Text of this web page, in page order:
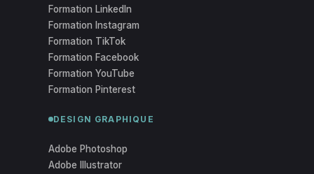
Formation LinkedIn
Formation Instagram
Formation TikTok
Formation Facebook
Formation YouTube
Formation Pinterest
DESIGN GRAPHIQUE
Adobe Photoshop
Adobe Illustrator